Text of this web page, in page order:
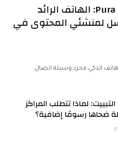
هواوي Pura 90s Pro Max: الهاتف الرائد
ميجا بكسل لمنشئي المحتوى في
الذكي مجرد وسيلة اتصال.
لماذا تتطلب المراكز
ضحاها رسومًا إضافية؟